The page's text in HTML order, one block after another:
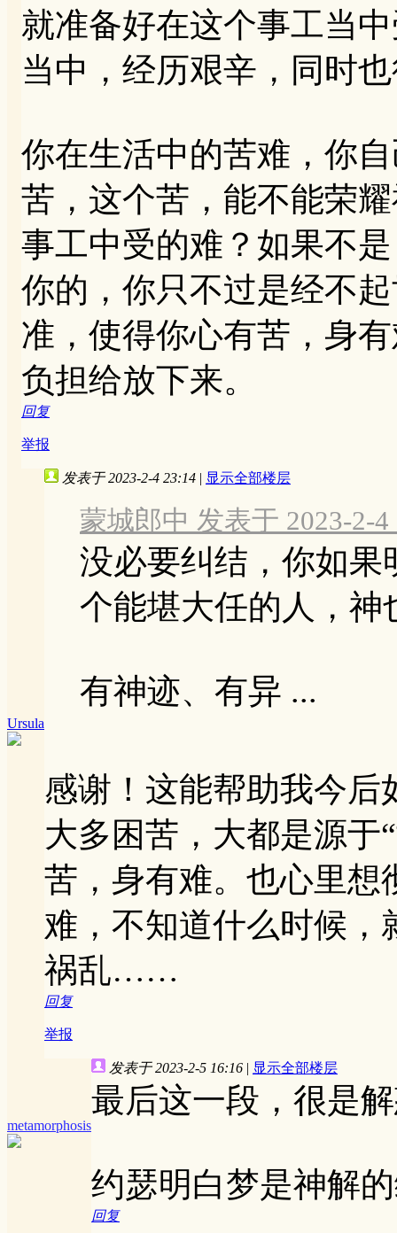
就准备好在这个事工当
当中，经历艰辛，同时
你在生活中的苦难，你
苦，这个苦，能不能荣
事工中受的难？如果不
你的，你只不过是经不
准，使得你心有苦，身
负担给放下来。
回复
举报
Ursula
发表于 2023-2-4 23:14 | 显示全部楼层
蒙城郎中 发表于 2023-2-4
没必要纠结，你如果
个能堪大任的人，神
有神迹、有异 ...
感谢！这能帮助我今后
大多困苦，大都是源于
苦，身有难。也心里想
难，不知道什么时候，
祸乱……
回复
举报
metamorphosis
发表于 2023-2-5 16:16 | 显示全部楼层
最后这一段，很是
约瑟明白梦是神解
回复